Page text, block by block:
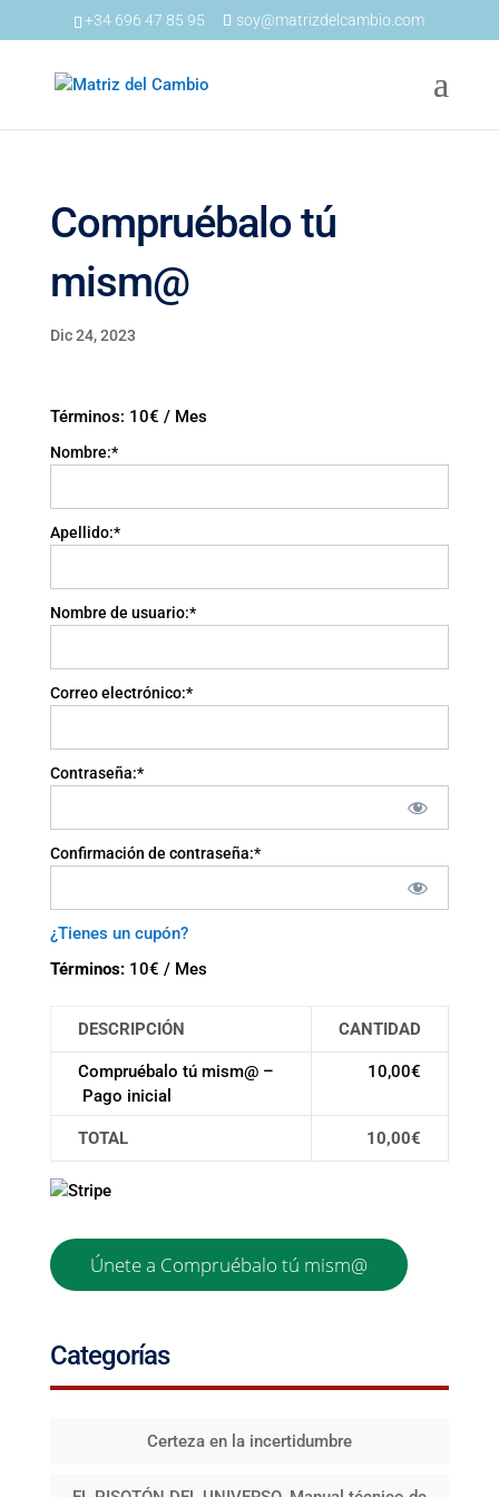
+34 696 47 85 95 soy@matrizdelcambio.com
Compruébalo tú
mism@
Dic 24, 2023
Términos: 10€ / Mes
Nombre:*
Apellido:*
Nombre de usuario:*
Correo electrónico:*
Contraseña:*
Confirmación de contraseña:*
¿Tienes un cupón?
Términos:10€ / Mes
DESCRIPCIÓN CANTIDAD
Compruébalo tú mism@ –
Pago inicial
10,00€
TOTAL 10,00€
Sin valor
Categorías
Certeza en la incertidumbre